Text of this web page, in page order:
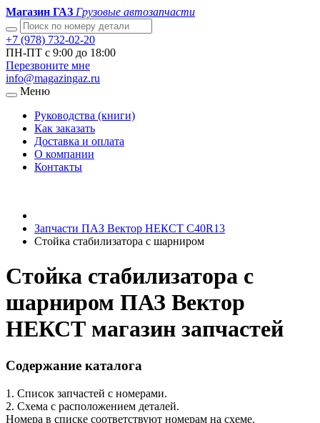
Магазин ГАЗ Грузовые автозапчасти
+7 (978) 732-02-20
ПН-ПТ с 9:00 до 18:00
Перезвоните мне
info@magazingaz.ru
Меню
Руководства (книги)
Как заказать
Доставка и оплата
О компании
Контакты
Запчасти ПАЗ Вектор НЕКСТ С40R13
Стойка стабилизатора с шарниром
Стойка стабилизатора с
шарниром ПАЗ Вектор
НЕКСТ магазин запчастей
Содержание каталога
1. Список запчастей с номерами.
2. Схема с расположением деталей.
Номера в списке соответствуют номерам на схеме.